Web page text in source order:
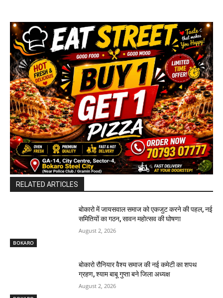
RELATED ARTICLES
BOKARO
बोकारो में जायसवाल समाज को एकजुट करने की पहल, नई
समितियों का गठन, सावन महोत्सव की घोषणा
August 2, 2026
बोकारो रौनियार वैश्य समाज की नई कमेटी का शपथ
ग्रहण, श्याम बाबू गुप्ता बने जिला अध्यक्ष
August 2, 2026